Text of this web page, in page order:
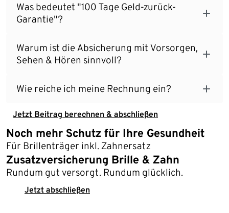
Was bedeutet "100 Tage Geld-zurück-
Garantie"?
Warum ist die Absicherung mit Vorsorgen,
Sehen & Hören sinnvoll?
Wie reiche ich meine Rechnung ein?
Jetzt Beitrag berechnen & abschließen
Noch mehr Schutz für Ihre Gesundheit
Für Brillenträger inkl. Zahnersatz
Zusatzversicherung Brille & Zahn
Rundum gut versorgt. Rundum glücklich.
Jetzt abschließen